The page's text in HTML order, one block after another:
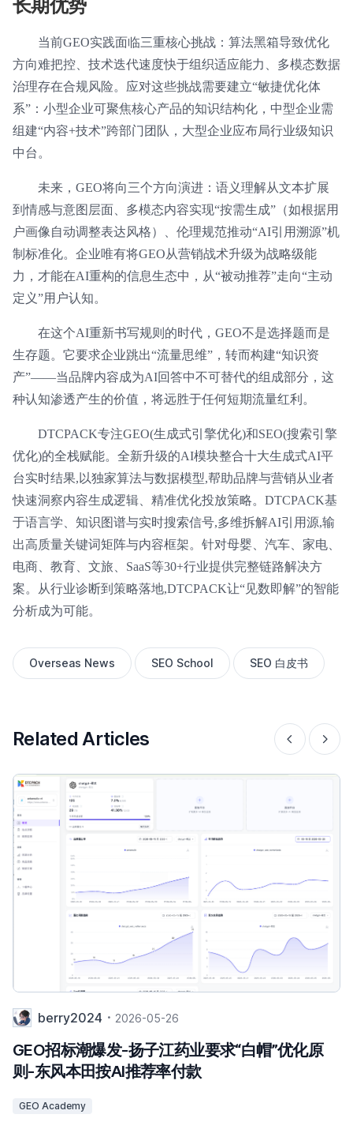
长期优势
当前GEO实践面临三重核心挑战：算法黑箱导致优化
方向难把控、技术迭代速度快于组织适应能力、多模态数据
治理存在合规风险。应对这些挑战需要建立“敏捷优化体
系”：小型企业可聚焦核心产品的知识结构化，中型企业需
组建“内容+技术”跨部门团队，大型企业应布局行业级知识
中台。
未来，GEO将向三个方向演进：语义理解从文本扩展
到情感与意图层面、多模态内容实现“按需生成”（如根据用
户画像自动调整表达风格）、伦理规范推动“AI引用溯源”机
制标准化。企业唯有将GEO从营销战术升级为战略级能
力，才能在AI重构的信息生态中，从“被动推荐”走向“主动
定义”用户认知。
在这个AI重新书写规则的时代，GEO不是选择题而是
生存题。它要求企业跳出“流量思维”，转而构建“知识资
产”——当品牌内容成为AI回答中不可替代的组成部分，这
种认知渗透产生的价值，将远胜于任何短期流量红利。
DTCPACK专注GEO(生成式引擎优化)和SEO(搜索引擎
优化)的全栈赋能。全新升级的AI模块整合十大生成式AI平
台实时结果,以独家算法与数据模型,帮助品牌与营销从业者
快速洞察内容生成逻辑、精准优化投放策略。DTCPACK基
于语言学、知识图谱与实时搜索信号,多维拆解AI引用源,输
出高质量关键词矩阵与内容框架。针对母婴、汽车、家电、
电商、教育、文旅、SaaS等30+行业提供完整链路解决方
案。从行业诊断到策略落地,DTCPACK让“见数即解”的智能
分析成为可能。
Overseas News SEO School SEO 白皮书
Related Articles
berry2024 2026-05-26
GEO招标潮爆发-扬子江药业要求“白帽”优化原
则-东风本田按AI推荐率付款
GEO Academy